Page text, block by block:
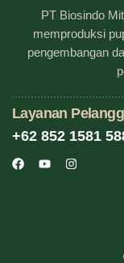
PT Biosindo
memproduksi
pengembangan
Layanan
+62 852 1581